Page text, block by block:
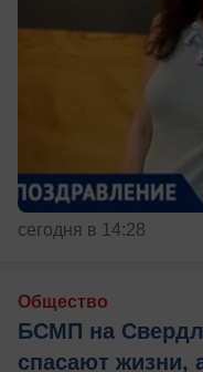
сегодня в 14:28
Общество
БСМП на
спасают жизни,